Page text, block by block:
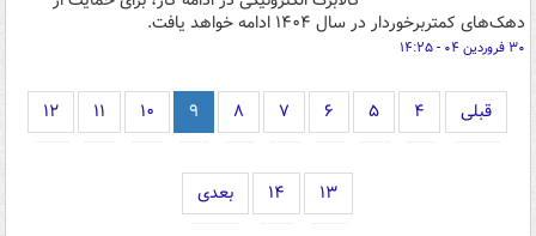
دهک‌های کمتربرخوردار در سال ۱۴۰۴ ادامه خواهد یافت.
۳۰ فروردین ۰۴ - ۱۴:۲۵
قبلی ۴ ۵ ۶ ۷ ۸ ۹ ۱۰ ۱۱ ۱۲
۱۳ ۱۴ بعدی